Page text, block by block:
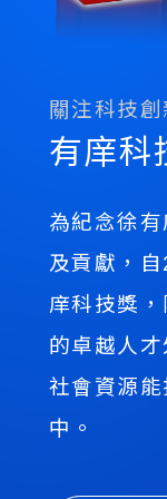
關注科技創
有庠科
為紀念徐
及貢獻，
庠科技獎
的卓越人
社會資源
中。